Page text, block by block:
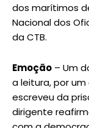
dos marítimos
Nacional dos
da CTB.
Emoção – Um
a leitura, por
escreveu da
dirigente